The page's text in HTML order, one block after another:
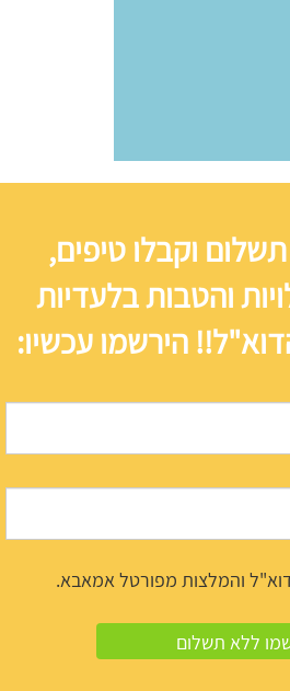
וקבלו טיפים,
והטבות בלעדיות
הירשמו עכשיו:
והמלצות מפורטל אמאבא.